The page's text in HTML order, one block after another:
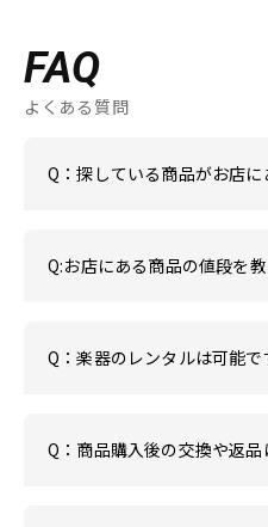
FAQ
よくある質問
Q：探している商品がお店
Q:お店にある商品の値段を
Q：楽器のレンタルは可能で
Q：商品購入後の交換や返品